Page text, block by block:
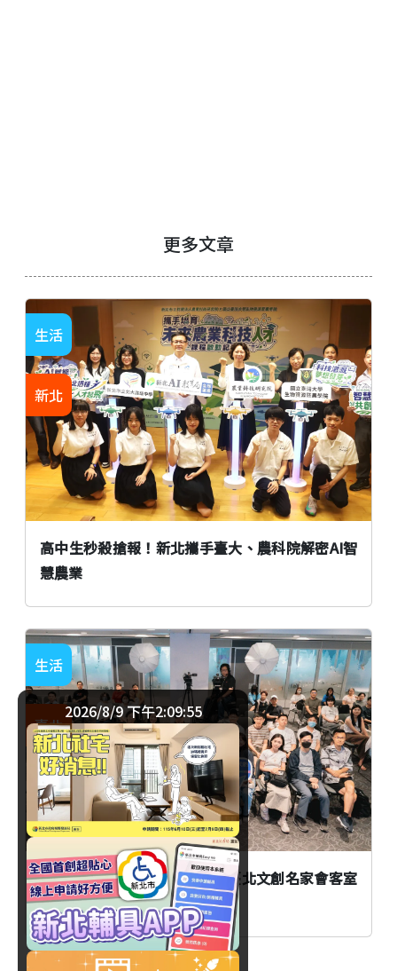
更多文章
高中生秒殺搶報！新北攜手臺大、農科院解密AI智
慧農業
生活
新北
AI時代創作者如何不被取代？臺北文創名家會客室
談From AI to I
生活
臺北
2026/8/9 下午2:09:56